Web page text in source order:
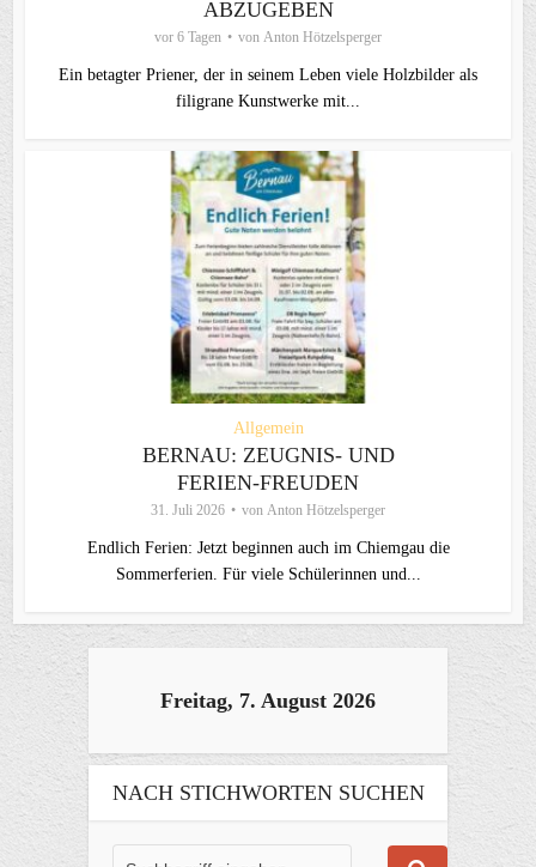
ABZUGEBEN
vor 6 Tagen von Anton Hötzelsperger
Ein betagter Priener, der in seinem Leben viele Holzbilder als
filigrane Kunstwerke mit...
Allgemein
BERNAU: ZEUGNIS- UND
FERIEN-FREUDEN
31. Juli 2026 von Anton Hötzelsperger
Endlich Ferien: Jetzt beginnen auch im Chiemgau die
Sommerferien. Für viele Schülerinnen und...
Freitag, 7. August 2026
NACH STICHWORTEN SUCHEN